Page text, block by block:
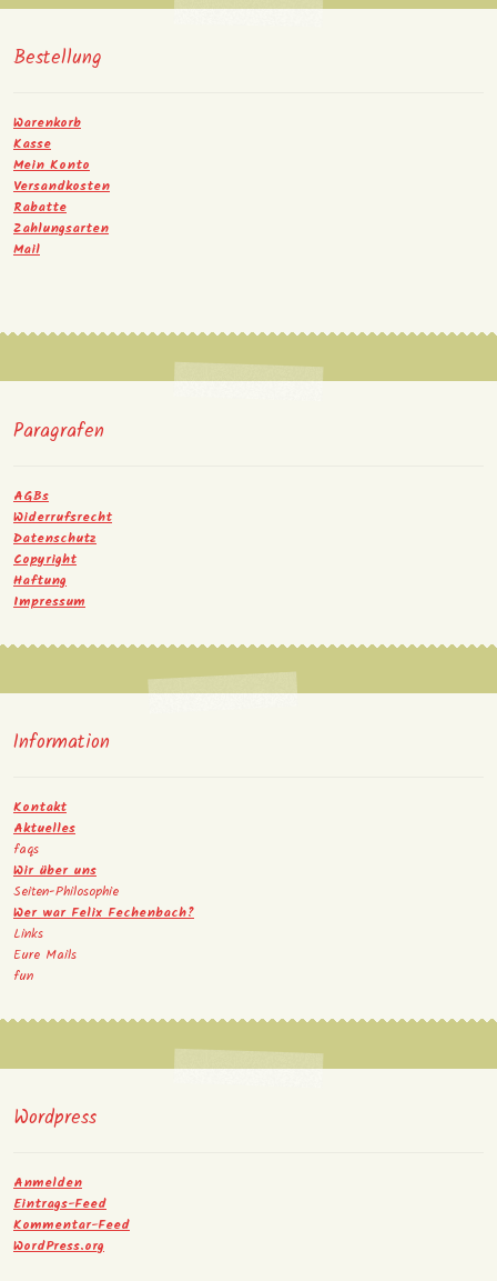
Bestellung
Warenkorb
Kasse
Mein Konto
Versandkosten
Rabatte
Zahlungsarten
Mail
Paragrafen
AGBs
Widerrufsrecht
Datenschutz
Copyright
Haftung
Impressum
Information
Kontakt
Aktuelles
faqs
Wir über uns
Seiten-Philosophie
Wer war Felix Fechenbach?
Links
Eure Mails
fun
Wordpress
Anmelden
Eintrags-Feed
Kommentar-Feed
WordPress.org